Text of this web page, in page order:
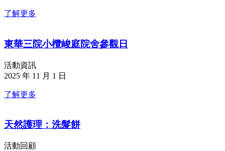
了解更多
東華三院小欖峻庭院舍參觀日
活動資訊
2025 年 11 月 1 日
了解更多
天然護理：洗髮餅
活動回顧